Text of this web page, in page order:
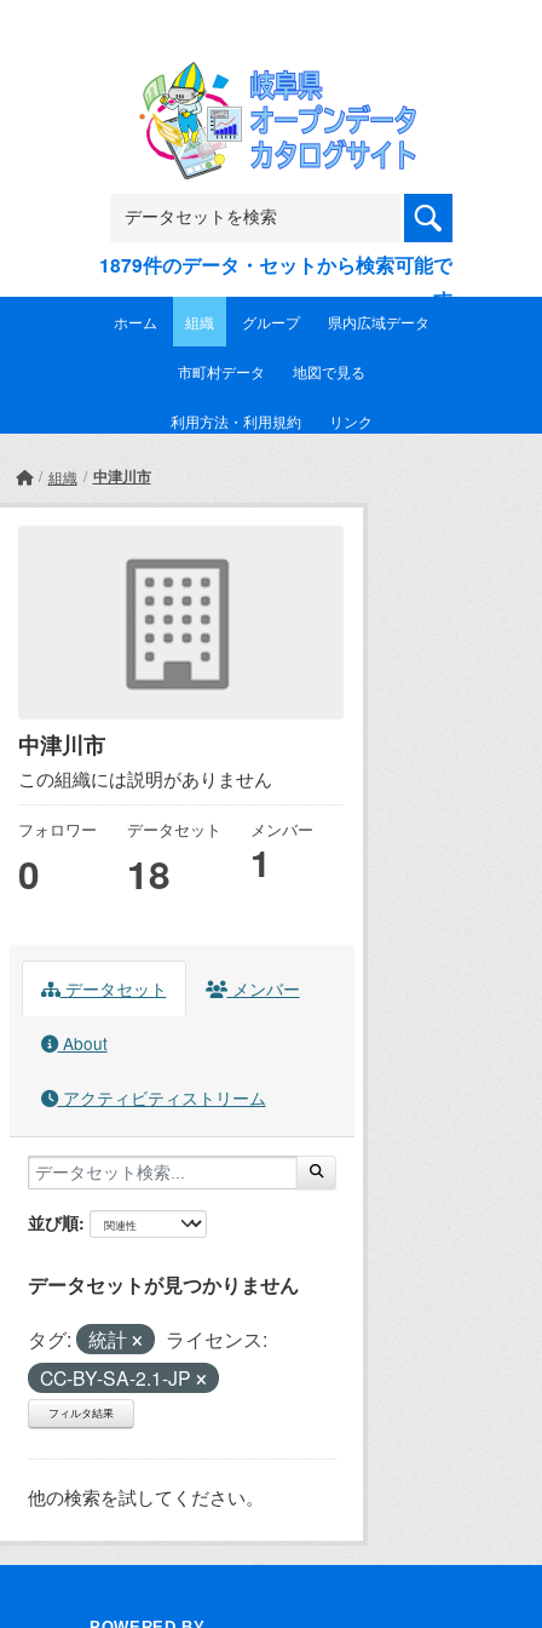
1879件のデータ・セットから検索可能で
す
ホーム 組織 グループ 県内広域データ
市町村データ 地図で見る
利用方法・利用規約 リンク
組織 中津川市
中津川市
この組織には説明がありません
フォロワー
0
データセット
18
メンバー
1
データセット メンバー
About
アクティビティストリーム
並び順
データセットが見つかりません
タグ: 統計
ライセンス:
CC-BY-SA-2.1-JP
フィルタ結果
他の検索を試してください。